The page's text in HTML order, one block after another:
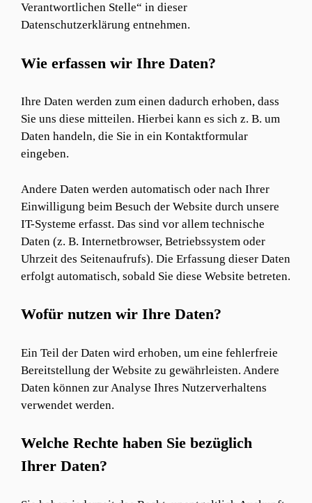
Verantwortlichen Stelle“ in dieser
Datenschutzerklärung entnehmen.
Wie erfassen wir Ihre Daten?
Ihre Daten werden zum einen dadurch erhoben, dass
Sie uns diese mitteilen. Hierbei kann es sich z. B. um
Daten handeln, die Sie in ein Kontaktformular
eingeben.
Andere Daten werden automatisch oder nach Ihrer
Einwilligung beim Besuch der Website durch unsere
IT-Systeme erfasst. Das sind vor allem technische
Daten (z. B. Internetbrowser, Betriebssystem oder
Uhrzeit des Seitenaufrufs). Die Erfassung dieser Daten
erfolgt automatisch, sobald Sie diese Website betreten.
Wofür nutzen wir Ihre Daten?
Ein Teil der Daten wird erhoben, um eine fehlerfreie
Bereitstellung der Website zu gewährleisten. Andere
Daten können zur Analyse Ihres Nutzerverhaltens
verwendet werden.
Welche Rechte haben Sie bezüglich
Ihrer Daten?